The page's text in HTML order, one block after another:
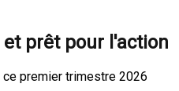
prêt pour l'action
premier trimestre 2026